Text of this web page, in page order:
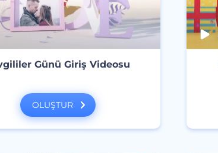
Günü Giriş Videosu
OLUŞTUR